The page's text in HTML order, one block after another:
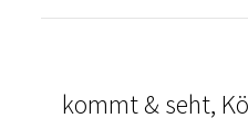
kommt & seht,